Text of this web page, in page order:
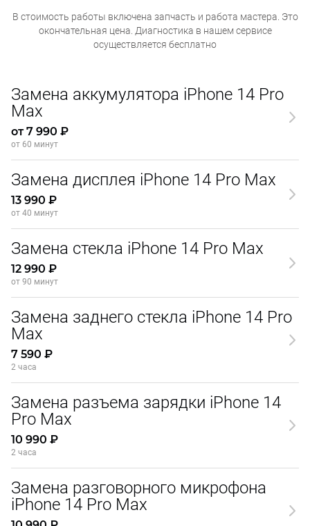
В стоимость работы включена запчасть и работа мастера. Это
окончательная цена. Диагностика в нашем сервисе
осуществляется бесплатно
Замена аккумулятора iPhone 14 Pro
Max
от 7 990 ₽
от 60 минут
Замена дисплея iPhone 14 Pro Max
13 990 ₽
от 40 минут
Замена стекла iPhone 14 Pro Max
12 990 ₽
от 90 минут
Замена заднего стекла iPhone 14 Pro
Max
7 590 ₽
2 часа
Замена разъема зарядки iPhone 14
Pro Max
10 990 ₽
2 часа
Замена разговорного микрофона
iPhone 14 Pro Max